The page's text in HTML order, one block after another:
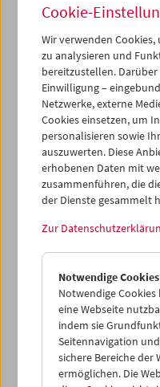
Collection on
Cookie-
Wir verwenden
zu analysieren und
bereitzustellen.
Einwilligung –
Netzwerke, externe
Cookies einsetzen, um
personalisieren sowie
auszuwerten. Diese
erhobenen Daten mit
zusammenführen, die
der Dienste gesammelt
Zur
Notwendige Cookies
Notwendige
eine Webseite
indem sie
Seitennavigation
sichere Bereiche der
ermöglichen. Die